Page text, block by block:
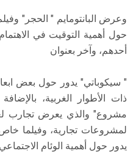
وعرض البانتومايم " الحجر"
حول أهمية التوقيت في
أحدهم، وآخر بعنوان
" سيكوباتي" يدور حول بعض
ذات الأطوار الغربية،
مشروع" والذي يعرض تجارب
لمشروعات تجارية، وفيلما
يدور حول أهمية الوئام